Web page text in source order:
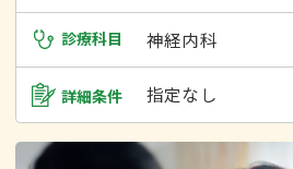
診療科目 神経内科
詳細条件 指定なし